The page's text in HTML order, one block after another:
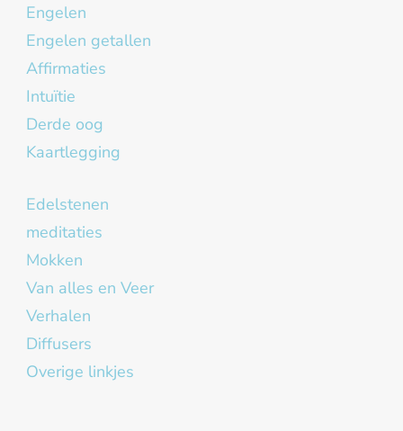
Engelen
Engelen getallen
Affirmaties
Intuïtie
Derde oog
Kaartlegging
Edelstenen
meditaties
Mokken
Van alles en Veer
Verhalen
Diffusers
Overige linkjes